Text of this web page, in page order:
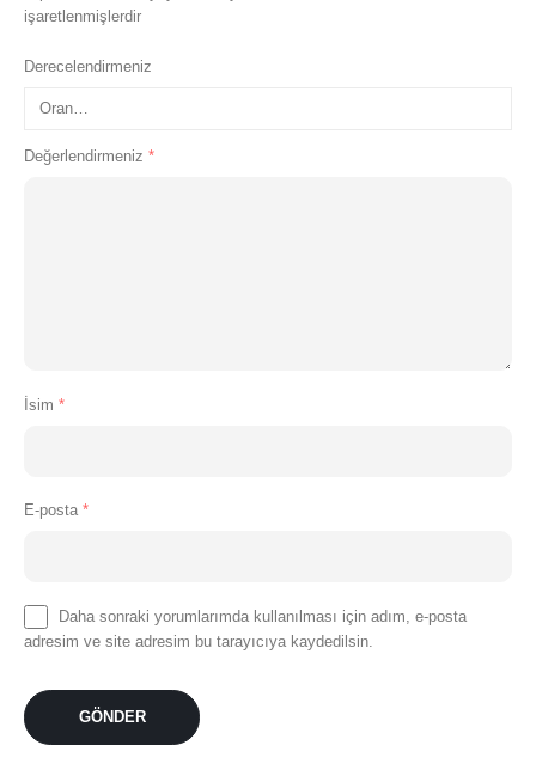
işaretlenmişlerdir
Derecelendirmeniz
Değerlendirmeniz *
İsim *
E-posta *
Daha sonraki yorumlarımda kullanılması için adım, e-posta
adresim ve site adresim bu tarayıcıya kaydedilsin.